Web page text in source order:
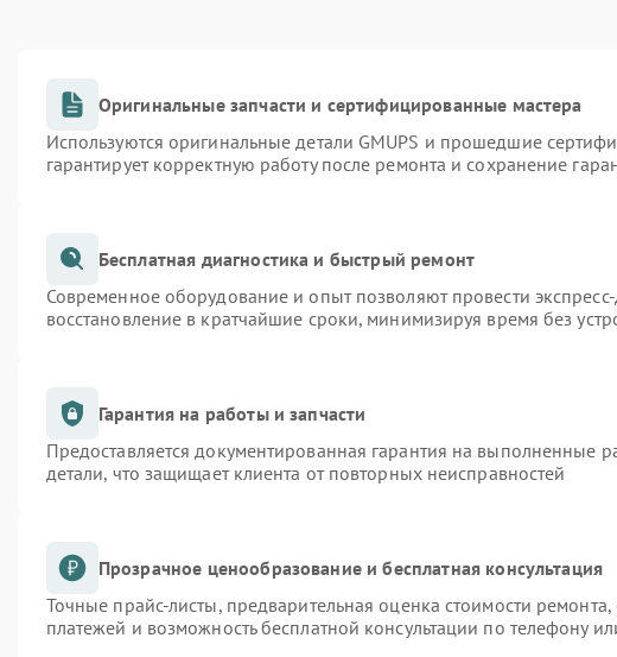
Оригинальные запчасти и сертифицированные мастера
Используются оригинальные детали GMUPS и прошедшие
гарантирует корректную работу после ремонта и сохранение
Бесплатная диагностика и быстрый ремонт
Современное оборудование и опыт позволяют провести экспресс-
восстановление в кратчайшие сроки, минимизируя время без
Гарантия на работы и запчасти
Предоставляется документированная гарантия на выполненные
детали, что защищает клиента от повторных неисправностей
Прозрачное ценообразование и бесплатная консультация
Точные прайс-листы, предварительная оценка стоимости ремонта,
платежей и возможность бесплатной консультации по телефону